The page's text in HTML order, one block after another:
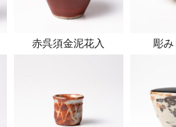
赤呉須金泥花入 彫